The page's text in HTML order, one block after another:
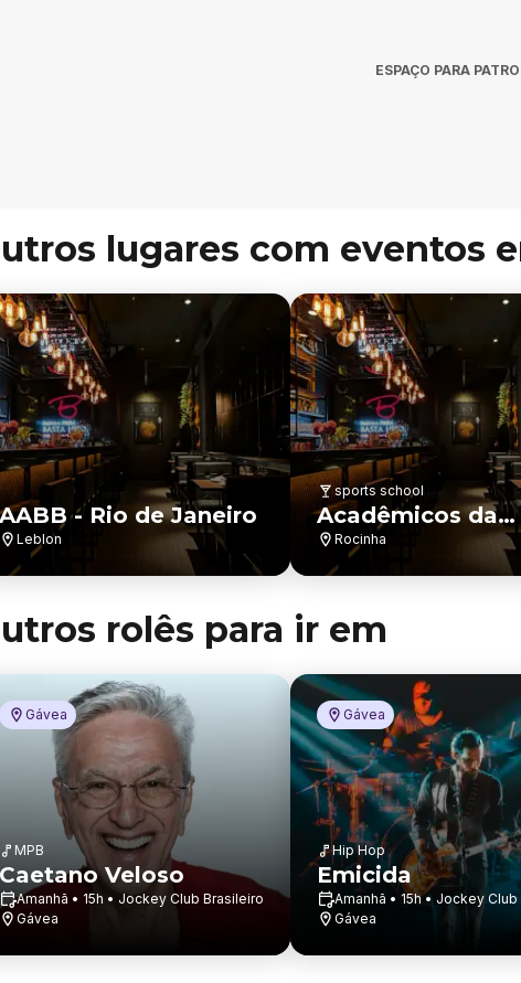
ESPAÇO PARA
lugares com eventos
AABB - Rio de Janeiro
Leblon
sports school
Acadêmicos da
Rocinha
Rocinha
rolês para ir em
Gávea
MPB
Caetano Veloso
Amanhã • 15h • Jockey Club Brasileiro
Gávea
Gávea
Hip Hop
Emicida
Amanhã • 15h • Jockey
Gávea